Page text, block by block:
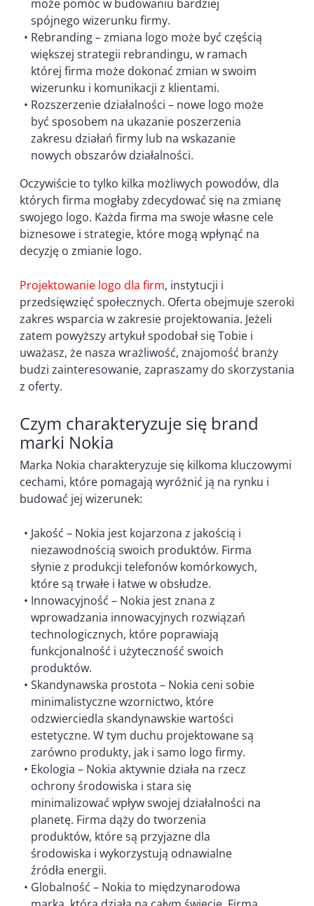
może pomóc w budowaniu bardziej
spójnego wizerunku firmy.
Rebranding – zmiana logo może być częścią
większej strategii rebrandingu, w ramach
której firma może dokonać zmian w swoim
wizerunku i komunikacji z klientami.
Rozszerzenie działalności – nowe logo może
być sposobem na ukazanie poszerzenia
zakresu działań firmy lub na wskazanie
nowych obszarów działalności.
Oczywiście to tylko kilka możliwych powodów, dla
których firma mogłaby zdecydować się na zmianę
swojego logo. Każda firma ma swoje własne cele
biznesowe i strategie, które mogą wpłynąć na
decyzję o zmianie logo.
Projektowanie logo dla firm, instytucji i
przedsięwzięć społecznych. Oferta obejmuje szeroki
zakres wsparcia w zakresie projektowania. Jeżeli
zatem powyższy artykuł spodobał się Tobie i
uważasz, że nasza wrażliwość, znajomość branży
budzi zainteresowanie, zapraszamy do skorzystania
z oferty.
Czym charakteryzuje się brand
marki Nokia
Marka Nokia charakteryzuje się kilkoma kluczowymi
cechami, które pomagają wyróżnić ją na rynku i
budować jej wizerunek:
Jakość – Nokia jest kojarzona z jakością i
niezawodnością swoich produktów. Firma
słynie z produkcji telefonów komórkowych,
które są trwałe i łatwe w obsłudze.
Innowacyjność – Nokia jest znana z
wprowadzania innowacyjnych rozwiązań
technologicznych, które poprawiają
funkcjonalność i użyteczność swoich
produktów.
Skandynawska prostota – Nokia ceni sobie
minimalistyczne wzornictwo, które
odzwierciedla skandynawskie wartości
estetyczne. W tym duchu projektowane są
zarówno produkty, jak i samo logo firmy.
Ekologia – Nokia aktywnie działa na rzecz
ochrony środowiska i stara się
minimalizować wpływ swojej działalności na
planetę. Firma dąży do tworzenia
produktów, które są przyjazne dla
środowiska i wykorzystują odnawialne
źródła energii.
Globalność – Nokia to międzynarodowa